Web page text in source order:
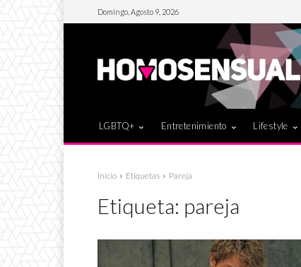
Domingo, Agosto 9, 2026
LGBTQ+ Entretenimiento Lifestyle
Inicio Etiquetas Pareja
Etiqueta: pareja